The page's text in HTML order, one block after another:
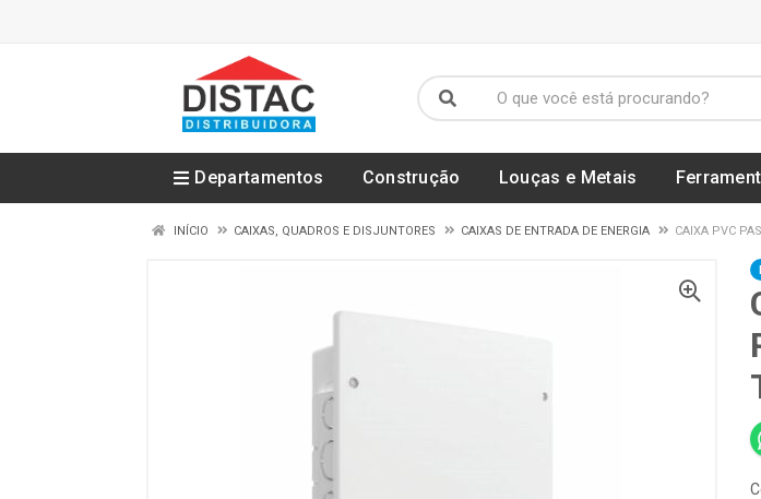
Departamentos Construção Louças e Metais
INÍCIO CAIXAS, QUADROS E DISJUNTORES CAIXAS DE ENTRADA DE ENERGIA CAIXA PVC